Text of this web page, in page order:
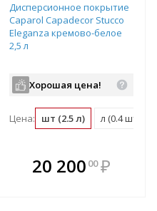
л (дм3) (0.4 ведро) м2 (0.05 ведро)
В комплекте
всегда выгоднее!
Дисперсионное покрытие
Caparol Capadecor Stucco
Eleganza кремово-белое
2,5 л
Хорошая цена!
Цена: шт (2.5 л) л (0.4 шт)
20 200 00 ₽